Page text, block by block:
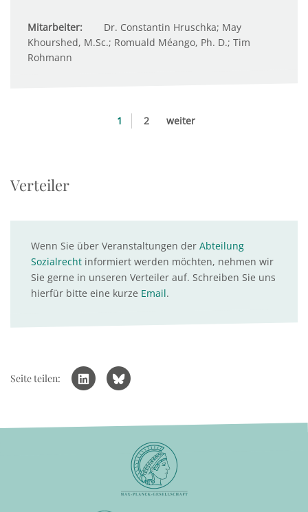
Mitarbeiter:
Dr. Constantin Hruschka; May
Khourshed, M.Sc.; Romuald Méango, Ph. D.; Tim
Rohmann
1 2 weiter
Verteiler
Wenn Sie über Veranstaltungen der Abteilung
Sozialrecht informiert werden möchten, nehmen wir
Sie gerne in unseren Verteiler auf. Schreiben Sie uns
hierfür bitte eine kurze Email.
Seite teilen: